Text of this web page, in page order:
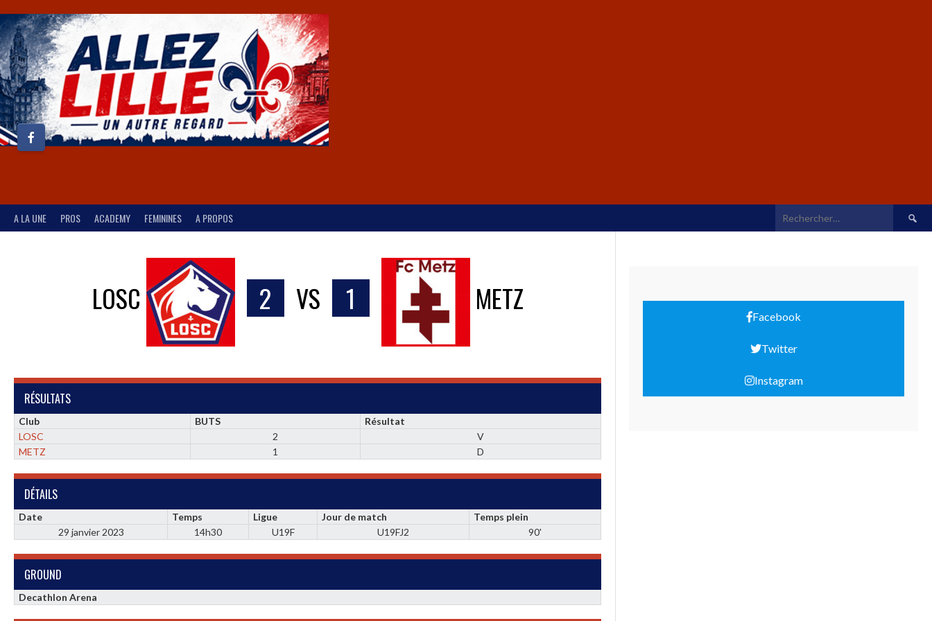
A LA UNE PROS ACADEMY FEMININES A PROPOS
LOSC 2 VS 1 METZ
RÉSULTATS
Club BUTS
Résultat
LOSC
2
V
METZ
1 D
DÉTAILS
Date Temps Ligue Jour de match
Temps plein
29 janvier 2023
14h30 U19F U19FJ2 90'
GROUND
Decathlon Arena
Facebook
Twitter
Instagram